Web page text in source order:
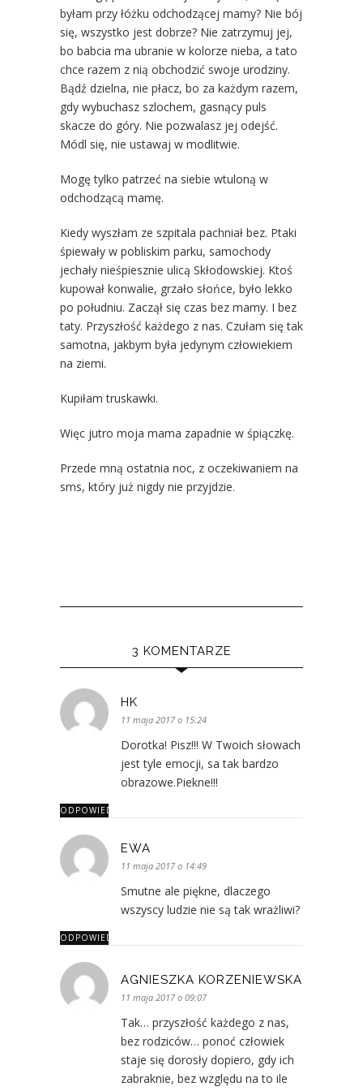
byłam przy łóżku odchodzącej mamy? Nie bój
się, wszystko jest dobrze? Nie zatrzymuj jej,
bo babcia ma ubranie w kolorze nieba, a tato
chce razem z nią obchodzić swoje urodziny.
Bądź dzielna, nie płacz, bo za każdym razem,
gdy wybuchasz szlochem, gasnący puls
skacze do góry. Nie pozwalasz jej odejść.
Módl się, nie ustawaj w modlitwie.
Mogę tylko patrzeć na siebie wtuloną w
odchodzącą mamę.
Kiedy wyszłam ze szpitala pachniał bez. Ptaki
śpiewały w pobliskim parku, samochody
jechały nieśpiesznie ulicą Skłodowskiej. Ktoś
kupował konwalie, grzało słońce, było lekko
po południu. Zaczął się czas bez mamy. I bez
taty. Przyszłość każdego z nas. Czułam się tak
samotna, jakbym była jedynym człowiekiem
na ziemi.
Kupiłam truskawki.
Więc jutro moja mama zapadnie w śpiączkę.
Przede mną ostatnia noc, z oczekiwaniem na
sms, który już nigdy nie przyjdzie.
3 KOMENTARZE
HK
11 maja 2017 o 15:24
Dorotka! Pisz!!! W Twoich słowach
jest tyle emocji, sa tak bardzo
obrazowe.Piekne!!!
ODPOWIEDZ
EWA
11 maja 2017 o 14:49
Smutne ale piękne, dlaczego
wszyscy ludzie nie są tak wrażliwi?
ODPOWIEDZ
AGNIESZKA KORZENIEWSKA
11 maja 2017 o 09:07
Tak… przyszłość każdego z nas,
bez rodziców… ponoć człowiek
staje się dorosły dopiero, gdy ich
zabraknie, bez względu na to ile